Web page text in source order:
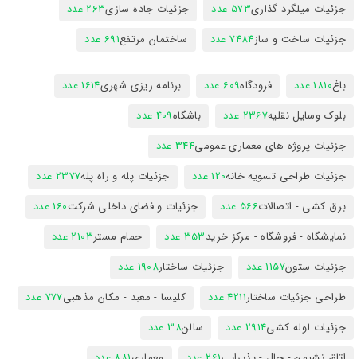
جزئیات میلگرد گذاری573 عدد جزئیات جاده سازی263 عدد
جزئیات ساخت و ساز7484 عدد ساختمان مرتفع691 عدد
باغ1810 عدد فرودگاه609 عدد برنامه ریزی شهری1614 عدد
بلوک وسایل نقلیه2367 عدد باشگاه409 عدد
جزئیات پروژه های معماری عمومی344 عدد
جزئیات طراحی تسویه خانه120 عدد جزئیات پله و راه پله2377 عدد
برق کشی - اتصالات566 عدد جزئیات و فضای داخلی شرکت160 عدد
نمایشگاه - فروشگاه - مرکز خرید353 عدد حمام مستر2103 عدد
جزئیات ستون1157 عدد جزئیات ساختار1908 عدد
طراحی جزئیات ساختار4211 عدد کلیسا - معبد - مکان مذهبی777 عدد
جزئیات لوله کشی2914 عدد سالن38 عدد